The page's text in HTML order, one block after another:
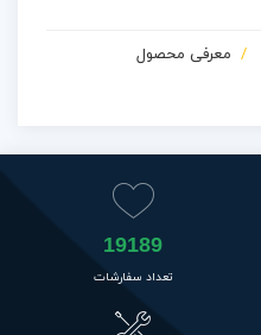
معرفی محصول
19189
تعداد سفارشات